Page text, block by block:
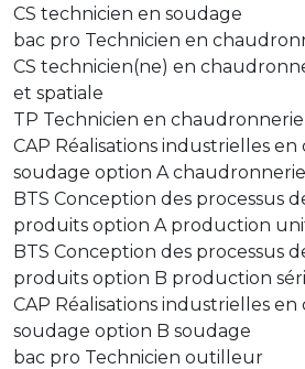
CS technicien en soudage
bac pro Technicien en
CS technicien(ne) en
et spatiale
TP Technicien en chaudronnerie
CAP Réalisations industrielles
soudage option A chaudronnerie
BTS Conception des processus
produits option A production
BTS Conception des processus
produits option B production
CAP Réalisations industrielles
soudage option B soudage
bac pro Technicien outilleur